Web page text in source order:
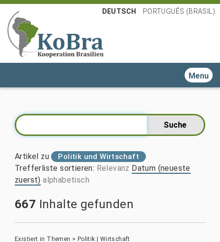
DEUTSCH PORTUGUÊS (BRASIL)
Toggle
Artikel zu Politik und Wirtschaft
Trefferliste sortieren: Relevanz Datum (neueste
zuerst) alphabetisch
667 Inhalte gefunden
Existiert in Themen > Politik | Wirtschaft